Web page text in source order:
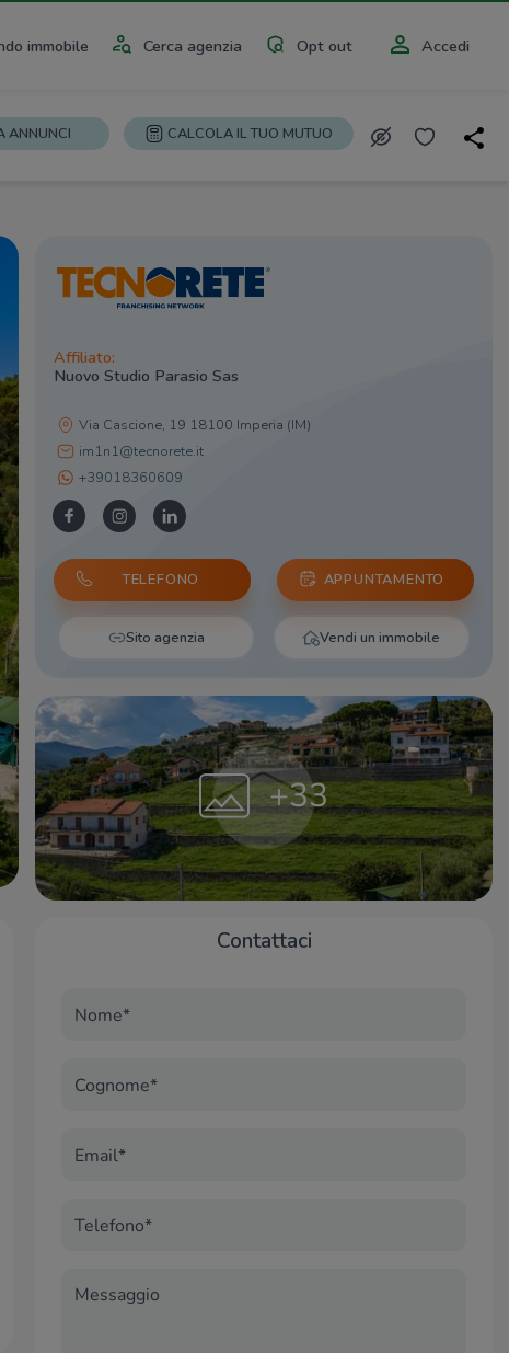
immobile Cerca agenzia Opt out Accedi
ANNUNCI CALCOLA IL TUO MUTUO
Affiliato:
Nuovo Studio Parasio Sas
Via Cascione, 19 18100 Imperia (IM)
im1n1@tecnorete.it
+39018360609
TELEFONO APPUNTAMENTO
Sito agenzia Vendi un immobile
+33
Contattaci
Nome*
Cognome*
Email*
Telefono*
Messaggio